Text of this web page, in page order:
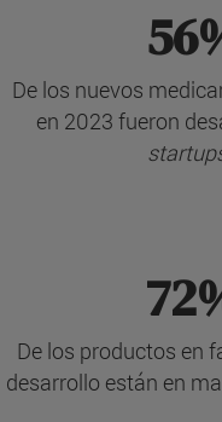
De los nuevos
en 2023 fueron
De los productos en
desarrollo están en